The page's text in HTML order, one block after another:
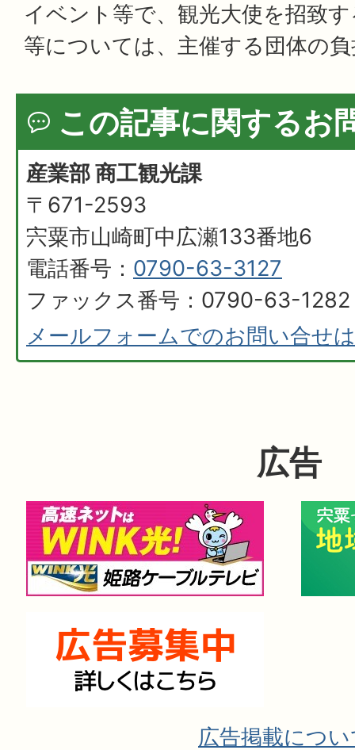
イベント等で、観光大使を招致
等については、主催する団体の
この記事に関するお
産業部 商工観光課
〒671-2593
宍粟市山崎町中広瀬133番地6
電話番号： 0790-63-3127
ファックス番号：0790-63-1282
メールフォームでのお問い合せ
広告
広告掲載につ